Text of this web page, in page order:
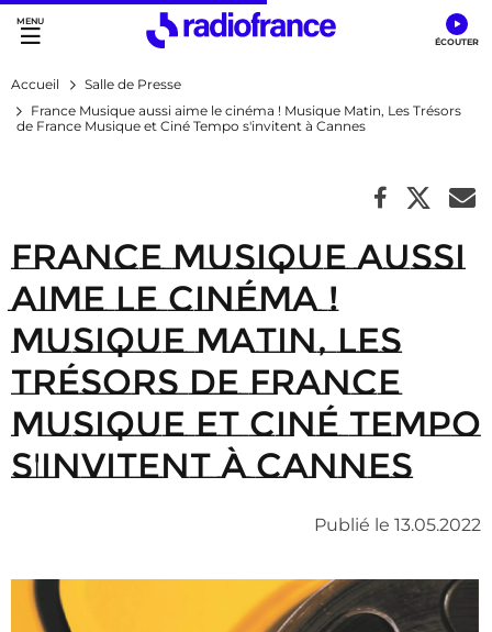
Accès direct :
Menu principal
Contenu
Accueil
Salle de Presse
France Musique aussi aime le cinéma ! Musique Matin, Les Trésors
de France Musique et Ciné Tempo s'invitent à Cannes
France Musique aussi
aime le cinéma !
Musique Matin, Les
Trésors de France
Musique et Ciné Tempo
s'invitent à Cannes
Publié le 13.05.2022